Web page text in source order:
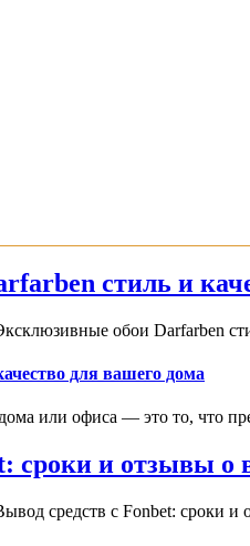
стиль и
обои Darfarben
для вашего дома
или офиса — это то, что
сроки и отзывы о
средств с Fonbet: сроки